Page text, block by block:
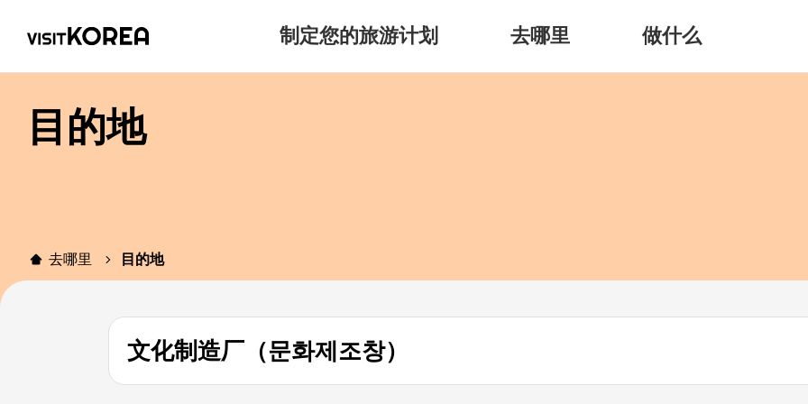
制定您的旅游计划 去哪里 做什么
目的地
去哪里 目的地
文化制造厂（문화제조창）